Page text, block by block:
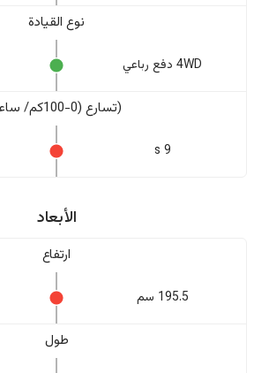
نوع القيادة
4WD دفع رباعي
(تسارع (0-100كم/ ساعة
9 s
الأبعاد
ارتفاع
195.5 سم
طول